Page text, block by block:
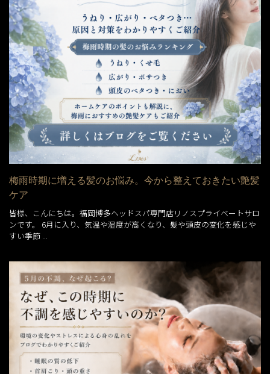
梅雨時期に増える髪のお悩み。今から整えておきたい艶髪
ケア
皆様、こんにちは。福岡博多ヘッドスパ専門店リノスプライベートサロ
ンです。 6月に入り、気温や湿度が高くなり、髪や頭皮の変化を感じや
すい季節 ...